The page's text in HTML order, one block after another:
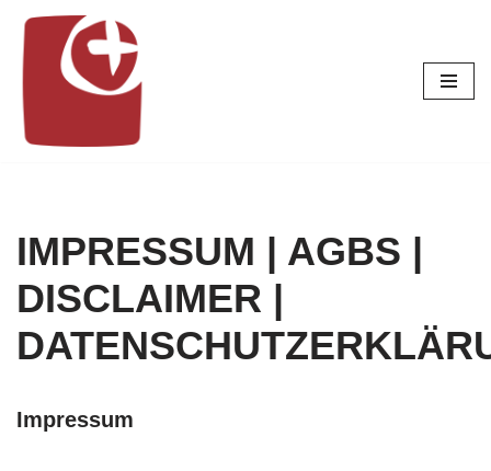
Zum
springen
IMPRESSUM | AGBS |
DISCLAIMER |
Impressum